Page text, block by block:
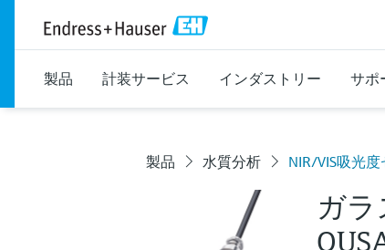
製品 計装サービス インダストリー サポ
製品 水質分析 NIR/VIS吸光
ガ